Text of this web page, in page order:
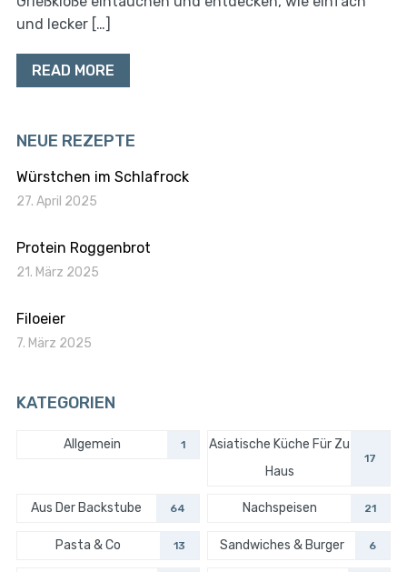
und lecker […]
READ MORE
NEUE REZEPTE
Würstchen im Schlafrock
27. April 2025
Protein Roggenbrot
21. März 2025
Filoeier
7. März 2025
KATEGORIEN
Allgemein 1
Asiatische Küche Für Zu
Haus
17
Aus Der Backstube 64 Nachspeisen 21
Pasta & Co 13 Sandwiches & Burger 6